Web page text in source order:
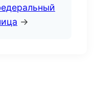
→